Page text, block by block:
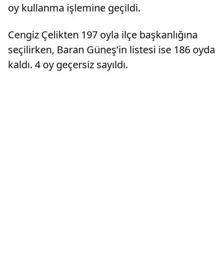
oy kullanma işlemine geçildi.
Cengiz Çelikten 197 oyla ilçe başkanlığına
seçilirken, Baran Güneş’in listesi ise 186 oyda
kaldı. 4 oy geçersiz sayıldı.